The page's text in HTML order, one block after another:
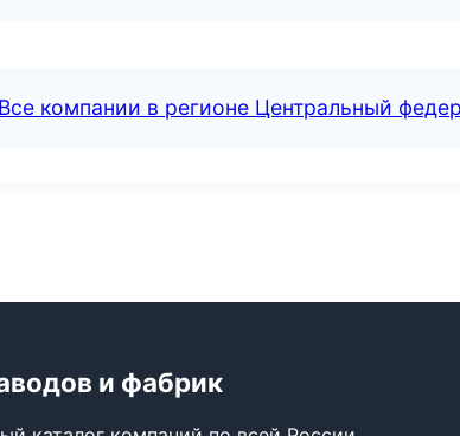
Все компании в регионе Центральный
и фабрик